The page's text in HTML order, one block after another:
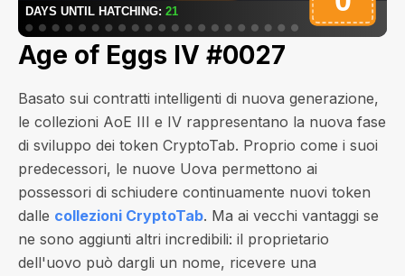
Age of Eggs IV #0027
Basato sui contratti intelligenti di nuova generazione,
le collezioni AoE III e IV rappresentano la nuova fase
di sviluppo dei token CryptoTab. Proprio come i suoi
predecessori, le nuove Uova permettono ai
possessori di schiudere continuamente nuovi token
dalle collezioni CryptoTab. Ma ai vecchi vantaggi se
ne sono aggiunti altri incredibili: il proprietario
dell'uovo può dargli un nome, ricevere una